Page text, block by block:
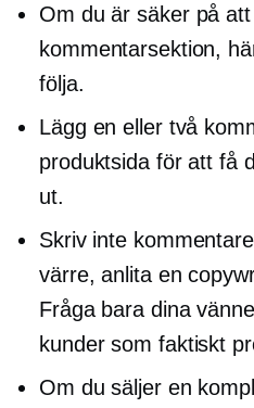
Om du är säker på
kommentarsektion,
följa.
Lägg en eller två
produktsida för att få
ut.
Skriv inte
värre, anlita en
Fråga bara dina
kunder som faktiskt
Om du säljer en